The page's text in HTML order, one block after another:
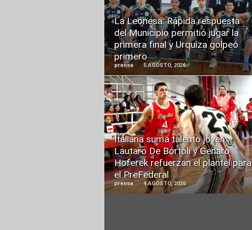
La Leonesa: Rápida respuesta
del Municipio permitió jugar la
primera final y Urquiza golpeó
primero
prensa 5 AGOSTO, 2026
READ
MORE
Italiana suma talento joven:
Lautaro De Bórtoli y Genaro
Hoferek refuerzan el plantel para
el PreFederal
prensa 4 AGOSTO, 2026
READ
MORE